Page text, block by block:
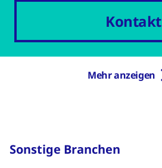
Kontakt
Mehr anzeigen
Sonstige Branchen